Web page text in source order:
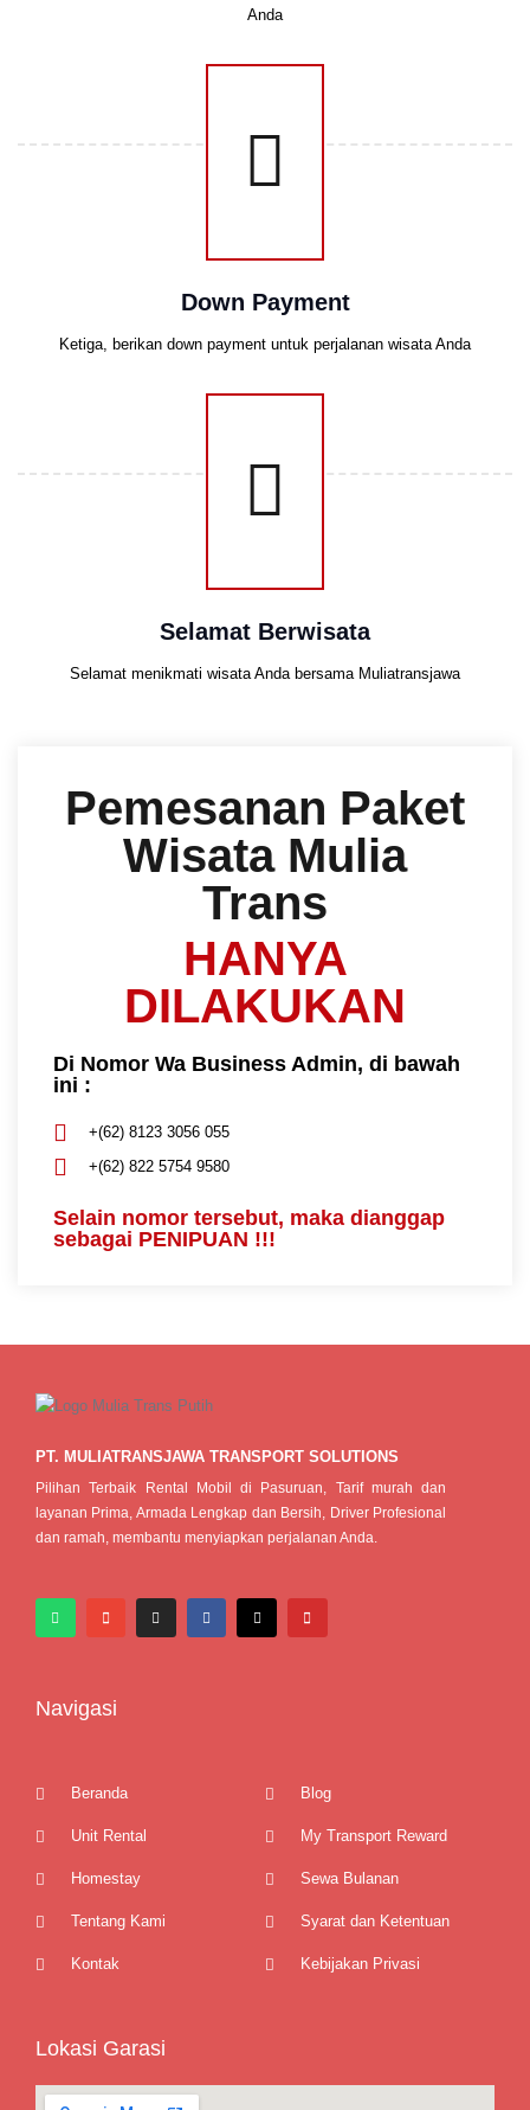
Anda
Down Payment
Ketiga, berikan down payment untuk perjalanan wisata Anda
Selamat Berwisata
Selamat menikmati wisata Anda bersama Muliatransjawa
Pemesanan Paket
Wisata Mulia
Trans
HANYA
DILAKUKAN
Di Nomor Wa Business Admin, di bawah
ini :
+(62) 8123 3056 055
+(62) 822 5754 9580
Selain nomor tersebut, maka dianggap
sebagai PENIPUAN !!!
PT. MULIATRANSJAWA TRANSPORT SOLUTIONS
Pilihan Terbaik Rental Mobil di Pasuruan, Tarif murah dan
layanan Prima, Armada Lengkap dan Bersih, Driver Profesional
dan ramah, membantu menyiapkan perjalanan Anda.
Navigasi
Beranda
Unit Rental
Homestay
Tentang Kami
Kontak
Blog
My Transport Reward
Sewa Bulanan
Syarat dan Ketentuan
Kebijakan Privasi
Lokasi Garasi